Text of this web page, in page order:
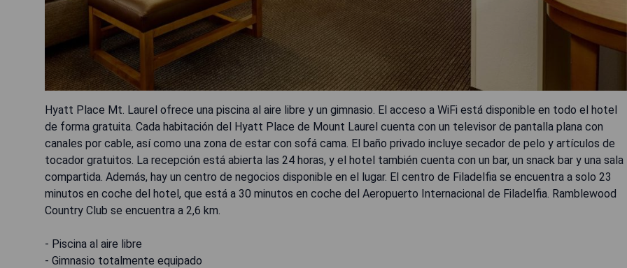
Hyatt Place Mt. Laurel ofrece una piscina al aire libre y un gimnasio. El acceso a WiFi está disponible en todo el hotel
de forma gratuita. Cada habitación del Hyatt Place de Mount Laurel cuenta con un televisor de pantalla plana con
canales por cable, así como una zona de estar con sofá cama. El baño privado incluye secador de pelo y artículos de
tocador gratuitos. La recepción está abierta las 24 horas, y el hotel también cuenta con un bar, un snack bar y una sala
compartida. Además, hay un centro de negocios disponible en el lugar. El centro de Filadelfia se encuentra a solo 23
minutos en coche del hotel, que está a 30 minutos en coche del Aeropuerto Internacional de Filadelfia. Ramblewood
Country Club se encuentra a 2,6 km.
- Piscina al aire libre
- Gimnasio totalmente equipado